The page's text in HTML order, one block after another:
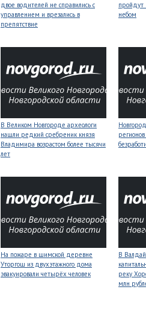
двое водителей не справились с
управлением и врезались в
препятствие
небом
В Великом Новгороде археологи
нашли редкий сребреник князя
Владимира возрастом более тысячи
лет
На пожаре в шимской деревне
Уторгош из двухэтажного дома
эвакуировали четырёх человек
В
реку
млн